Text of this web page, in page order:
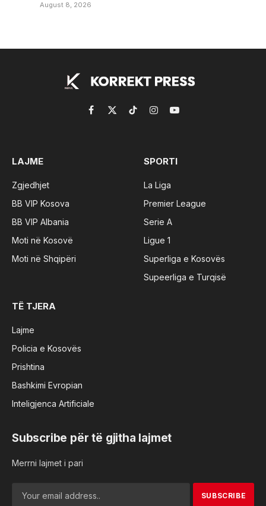
August 8, 2026
Facebook
X
TikTokInstagramYouTube
LAJME
Zgjedhjet
BB VIP Kosova
BB VIP Albania
Moti në Kosovë
Moti në Shqipëri
SPORTI
La Liga
Premier League
Serie A
Ligue 1
Superliga e Kosovës
Supeerliga e Turqisë
TË TJERA
Lajme
Policia e Kosovës
Prishtina
Bashkimi Evropian
Inteligjenca Artificiale
Subscribe për të gjitha lajmet
Merrni lajmet i pari